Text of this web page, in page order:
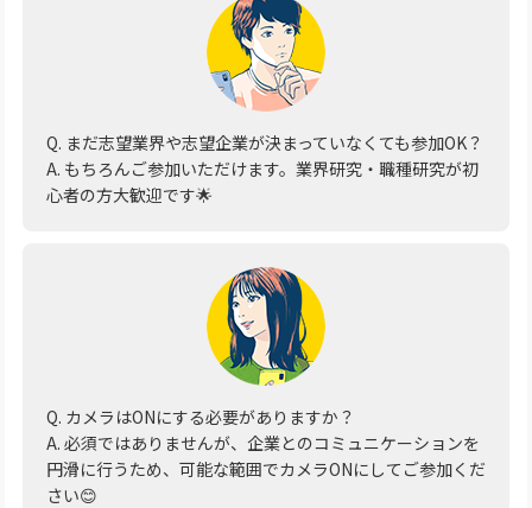
Q. まだ志望業界や志望企業が決まっていなくても参加OK？
A. もちろんご参加いただけます。業界研究・職種研究が初
心者の方大歓迎です🌟
Q. カメラはONにする必要がありますか？
A. 必須ではありませんが、企業とのコミュニケーションを
円滑に行うため、可能な範囲でカメラONにしてご参加くだ
さい😊